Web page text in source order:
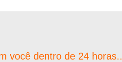
você dentro de 24 horas..